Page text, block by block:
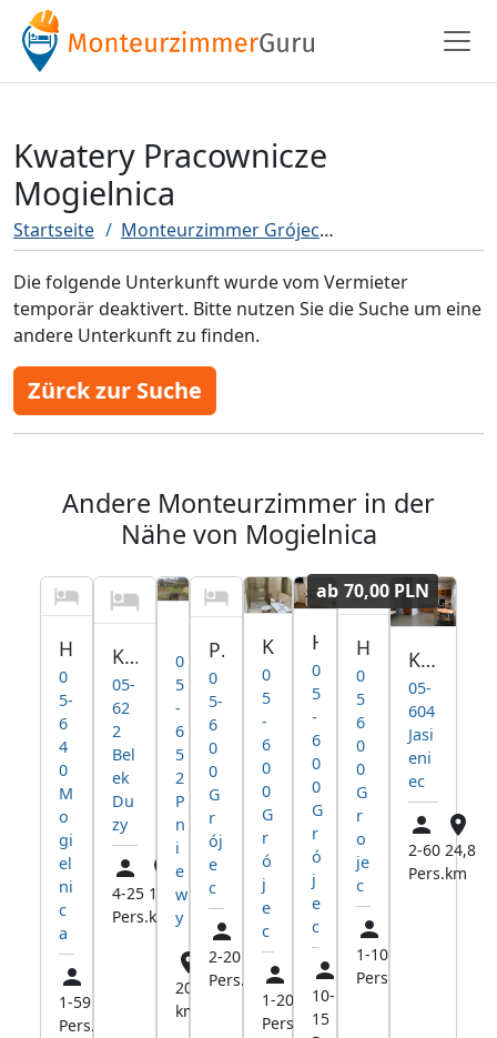
Kwatery Pracownicze
Mogielnica
Startseite Monteurzimmer Grójec
Die folgende Unterkunft wurde vom Vermieter
temporär deaktivert. Bitte nutzen Sie die Suche um eine
andere Unterkunft zu finden.
Zürck zur Suche
Andere Monteurzimmer in der
Nähe von Mogielnica
0
5-
6
4
0
M
o
gi
el
ni
c
a
1-59
Pers.
Kwatery pracownicze Belsk Duzy
05-
62
2
Bel
ek
Du
zy
4-25
Pers.
15,7
km
Willa Szarlotta
0
5
-
6
5
2
P
n
i
e
w
y
20,5
km
Pokoje pracownicze Grójec
0
5-
6
0
0
G
r
ój
e
c
2-20
Pers.
21,9
km
0
5
-
6
0
0
G
r
ó
j
e
c
1-20
Pers.
22,0
km
0
5
-
6
0
0
G
r
ó
j
e
c
10-
15
0
5
6
0
0
G
r
o
je
c
1-10
Pers.
ab 70,00 PLN
Kwatery Pracownicze Zbrosza Duża
05-
604
Jasi
eni
ec
2-60
Pers.
24,8
km